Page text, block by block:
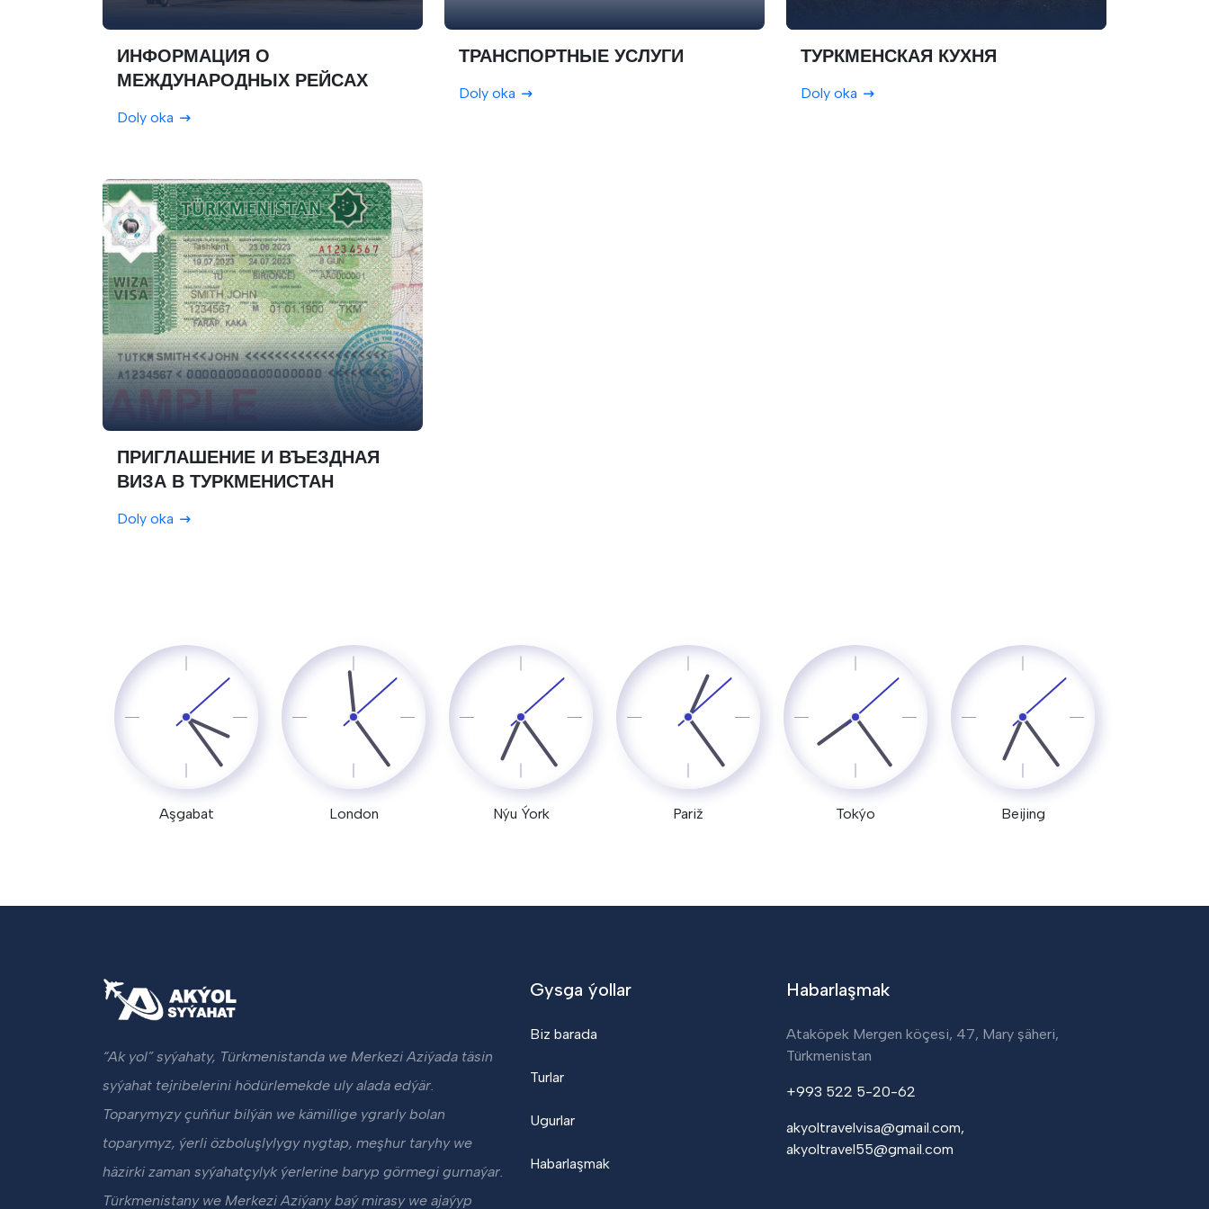
ИНФОРМАЦИЯ О
МЕЖДУНАРОДНЫХ РЕЙСАХ
Doly oka
ТРАНСПОРТНЫЕ УСЛУГИ
Doly oka
ТУРКМЕНСКАЯ КУХНЯ
Doly oka
ПРИГЛАШЕНИЕ И ВЪЕЗДНАЯ
ВИЗА В ТУРКМЕНИСТАН
Doly oka
Aşgabat London Nýu Ýork Pariž Tokýo Beijing
“Ak yol” syýahaty, Türkmenistanda we Merkezi Aziýada täsin
syýahat tejribelerini hödürlemekde uly alada edýär.
Toparymyzy çuňňur bilýän we kämillige ygrarly bolan
toparymyz, ýerli özboluşlylygy nygtap, meşhur taryhy we
häzirki zaman syýahatçylyk ýerlerine baryp görmegi gurnaýar.
Türkmenistany we Merkezi Aziýany baý mirasy we ajaýyp
Gysga ýollar
Biz barada
Turlar
Ugurlar
Habarlaşmak
Habarlaşmak
Ataköpek Mergen köçesi, 47, Mary șäheri,
Türkmenistan
+993 522 5-20-62
akyoltravelvisa@gmail.com,
akyoltravel55@gmail.com